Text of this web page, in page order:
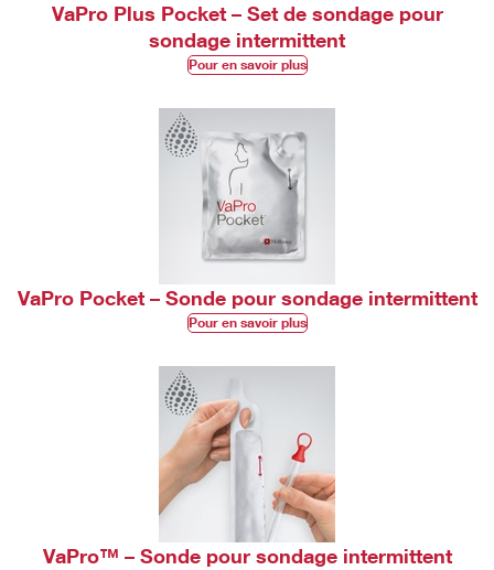
VaPro Plus Pocket – Set de sondage pour
sondage intermittent​
Pour en savoir plus
VaPro Pocket – Sonde pour sondage intermittent
Pour en savoir plus
VaPro™ – Sonde pour sondage intermittent